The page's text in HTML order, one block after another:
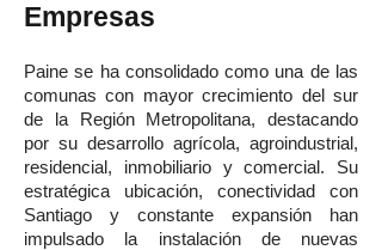
Empresas
Paine se ha consolidado como una de las
comunas con mayor crecimiento del sur
de la Región Metropolitana, destacando
por su desarrollo agrícola, agroindustrial,
residencial, inmobiliario y comercial. Su
estratégica ubicación, conectividad con
Santiago y constante expansión han
impulsado la instalación de nuevas